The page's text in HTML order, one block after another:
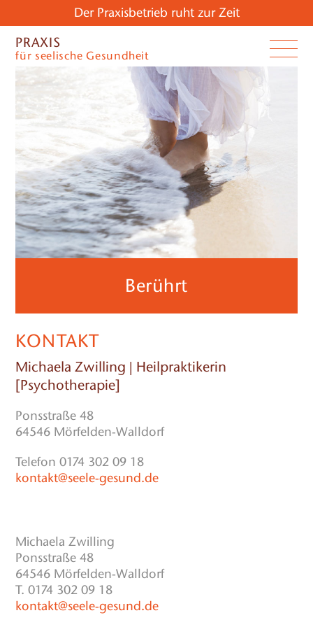
Der Praxisbetrieb ruht zur Zeit
PRAXIS
für seelische Gesundheit
Berührt
KONTAKT
Michaela Zwilling | Heilpraktikerin
[Psychotherapie]
Ponsstraße 48
64546 Mörfelden-Walldorf
Telefon 0174 302 09 18
kontakt@seele-gesund.de
Michaela Zwilling
Ponsstraße 48
64546 Mörfelden-Walldorf
T. 0174 302 09 18
kontakt@seele-gesund.de